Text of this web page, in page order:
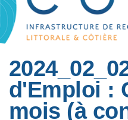
d'Emploi :
mois (à